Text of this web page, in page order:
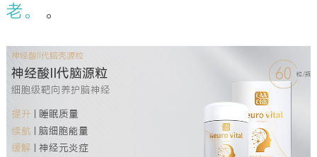
老。
。
神经酸II代脑壳源粒
神经酸II代脑源粒
细胞级靶向养护脑神经
提升 | 睡眠质量
续航 | 脑细胞能量
缓解 | 神经元炎症
60 粒/瓶